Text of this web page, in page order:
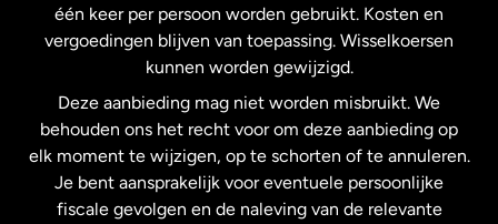
Nederland
Nieuw-Zeeland
Spanje
één keer per persoon worden gebruikt. Kosten en
vergoedingen blijven van toepassing. Wisselkoersen
kunnen worden gewijzigd.
Deze aanbieding mag niet worden misbruikt. We
behouden ons het recht voor om deze aanbieding op
elk moment te wijzigen, op te schorten of te annuleren.
Je bent aansprakelijk voor eventuele persoonlijke
fiscale gevolgen en de naleving van de relevante